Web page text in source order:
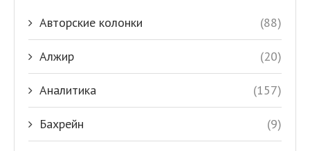
Авторские колонки (88)
Алжир (20)
Аналитика (157)
Бахрейн (9)